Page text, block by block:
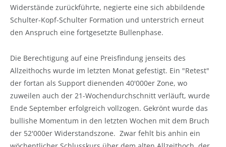
Widerstände zurückführte, negierte eine sich abbildende
Schulter-Kopf-Schulter Formation und unterstrich erneut
den Anspruch eine fortgesetzte Bullenphase.
Die Berechtigung auf eine Preisfindung jenseits des
Allzeithochs wurde im letzten Monat gefestigt. Ein "Retest"
der fortan als Support dienenden 40'000er Zone, wo
zuweilen auch der 21-Wochendurchschnitt verläuft, wurde
Ende September erfolgreich vollzogen. Gekrönt wurde das
bullishe Momentum in den letzten Wochen mit dem Bruch
der 52'000er Widerstandszone. Zwar fehlt bis anhin ein